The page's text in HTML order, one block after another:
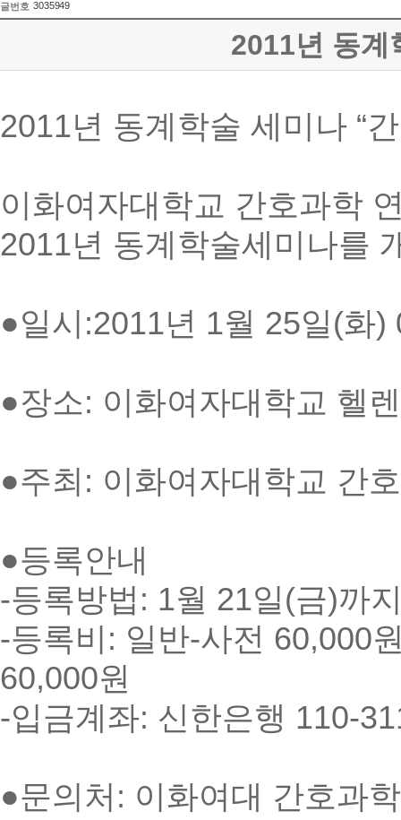
글번호 3035949
2011년 동계
2011년 동계학술 세미나 “
이화여자대학교 간호과학
2011년 동계학술세미나를
●일시:2011년 1월 25일(화)
●장소: 이화여자대학교 헬
●주최: 이화여자대학교 간
●등록안내
-등록방법: 1월 21일(금)까
-등록비: 일반-사전 60,000
60,000원
-입금계좌: 신한은행 110-
●문의처: 이화여대 간호과